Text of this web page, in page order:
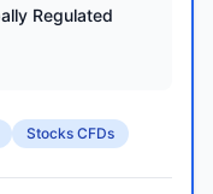
Regulated
Stocks CFDs